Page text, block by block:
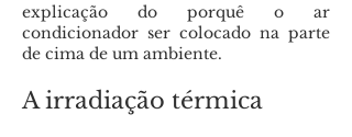
explicação do porquê o ar
condicionador ser colocado na parte
de cima de um ambiente.
A irradiação térmica